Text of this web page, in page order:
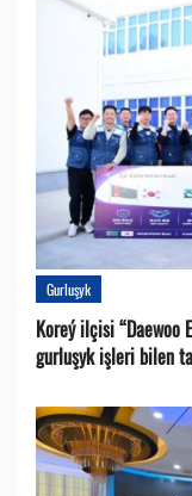
Gurluşyk
Koreý ilçisi “Daewoo
gurluşyk işleri bilen